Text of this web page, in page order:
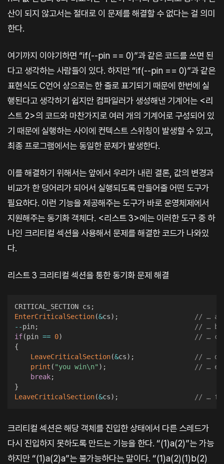
산이 되지 않고서는 절대로 이 문제를 해결할 수 없다는 걸 의미
한다.
여기까지 이야기하면 “if(--pin == 0)”과 같은 코드를 쓰면 된
다고 생각하는 사람들이 있다. 하지만 “if(--pin == 0)”과 같은
표현식도 C언어 상으로는 한 줄로 표기되기 때문에 한번에 실
행된다고 생각하기 쉽지만 컴파일러가 생성해낸 기계어는 <리
스트 2>의 코드와 마찬가지로 여러 개의 기계어로 구성되어 있
기 때문에 실행하는 사이에 컨텍스트 스위칭이 발생할 수 있고,
최종 프로그램에서는 동일한 문제가 발생한다.
이를 해결하기 위해서는 앞에서 우리가 내린 결론, 값의 변경과
비교가 한 덩어리가 되어서 실행되도록 만들어줄 어떤 도구가
필요하다. 이런 기능을 제공해주는 도구가 바로 운영체제에서
지원해주는 동기화 객체다. <리스트 3>에는 이러한 도구 중 하
나인 크리티컬 섹션을 사용해서 문제를 해결한 코드가 나와있
다.
리스트 3 크리티컬 섹션을 통한 동기화 문제 해결
CRITICAL_SECTION cs ;
EnterCriticalSection(&cs) ;
// … a
--pin;
// … b
if(pin == 0)
// … c
{
LeaveCriticalSection(&cs) ;
// … d
print ( "you win\n" ) ;
// … e
break;
}
LeaveCriticalSection(&cs) ; // … f
크리티컬 섹션은 해당 객체를 진입한 상태에서 다른 스레드가
다시 진입하지 못하도록 만드는 기능을 한다. “(1)a(2)”는 가능
하지만 “(1)a(2)a”는 불가능하다는 말이다. “(1)a(2)(1)b(2)